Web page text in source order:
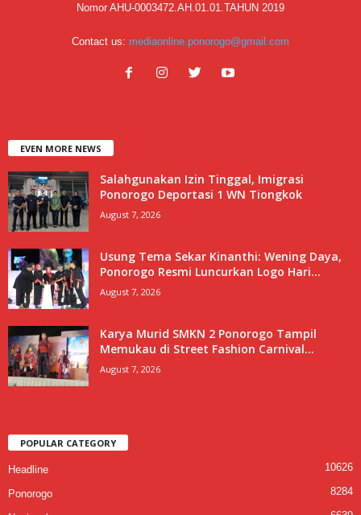
Nomor AHU-0003472.AH.01.01.TAHUN 2019
Contact us: mediaonline.ponorogo@gmail.com
EVEN MORE NEWS
Salahgunakan Izin Tinggal, Imigrasi
Ponorogo Deportasi 1 WN Tiongkok
August 7, 2026
Usung Tema Sekar Kinanthi: Wening Daya,
Ponorogo Resmi Luncurkan Logo Hari...
August 7, 2026
Karya Murid SMKN 2 Ponorogo Tampil
Memukau di Street Fashion Carnival...
August 7, 2026
POPULAR CATEGORY
Headline 10626
Ponorogo 8284